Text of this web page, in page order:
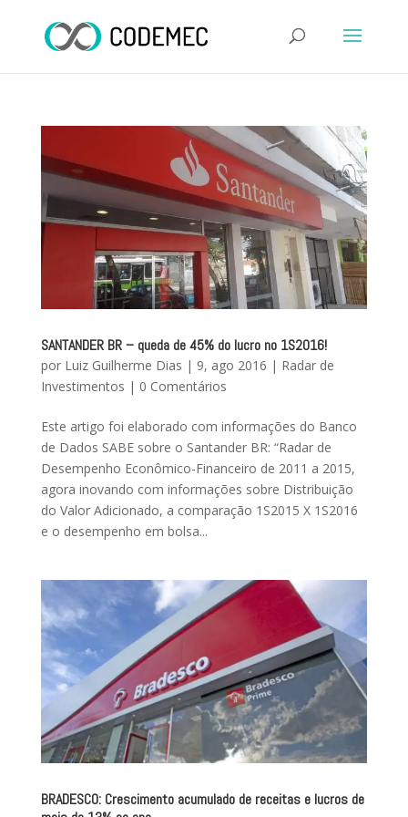
SANTANDER BR – queda de 45% do lucro no 1S2016!
por Luiz Guilherme Dias | 9, ago 2016 | Radar de
Investimentos | 0 Comentários
Este artigo foi elaborado com informações do Banco
de Dados SABE sobre o Santander BR: “Radar de
Desempenho Econômico-Financeiro de 2011 a 2015,
agora inovando com informações sobre Distribuição
do Valor Adicionado, a comparação 1S2015 X 1S2016
e o desempenho em bolsa...
BRADESCO: Crescimento acumulado de receitas e lucros de